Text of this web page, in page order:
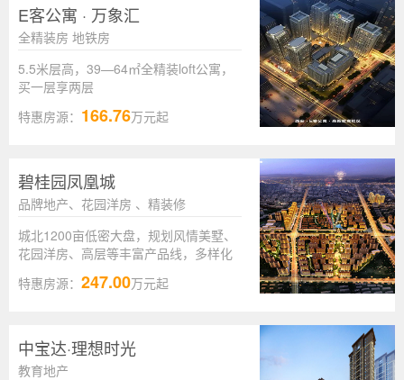
E客公寓 · 万象汇
全精装房 地铁房
5.5米层高，39—64㎡全精装loft公寓，
买一层享两层
特惠房源： 166.76万元起
碧桂园凤凰城
品牌地产、花园洋房 、精装修
城北1200亩低密大盘，规划风情美墅、
花园洋房、高层等丰富产品线，多样化
特惠房源： 247.00万元起
中宝达·理想时光
教育地产